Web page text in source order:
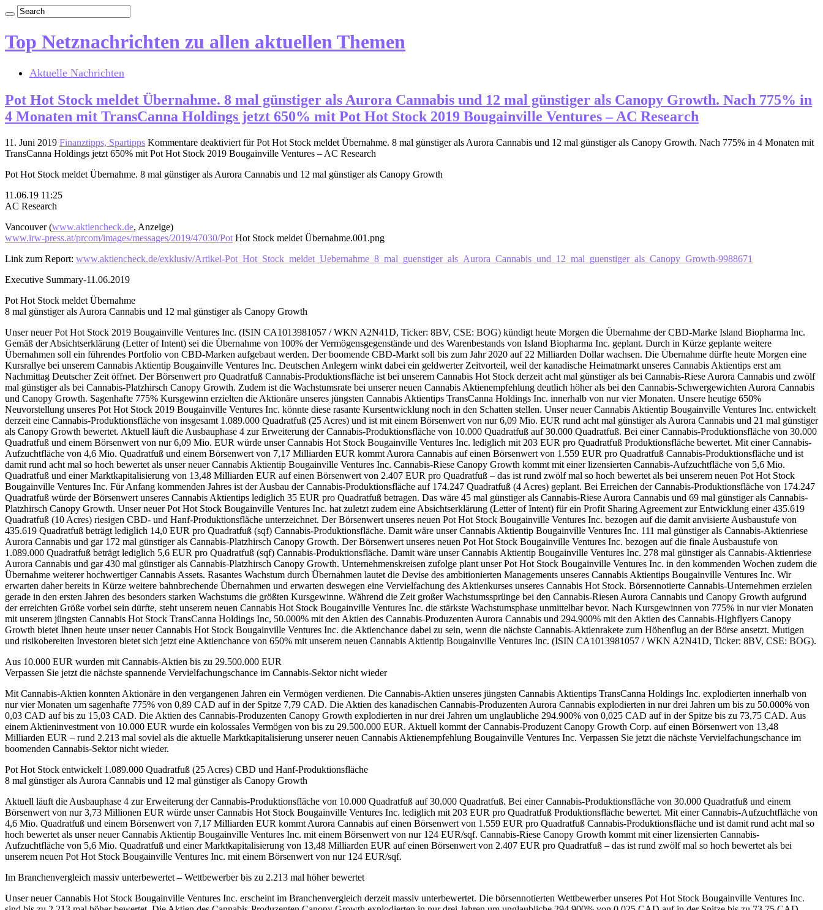
Top Netznachrichten zu allen aktuellen Themen
Aktuelle Nachrichten
Pot Hot Stock meldet Übernahme. 8 mal günstiger als Aurora Cannabis und 12 mal günstiger als Canopy Growth. Nach 775% in
4 Monaten mit TransCanna Holdings jetzt 650% mit Pot Hot Stock 2019 Bougainville Ventures – AC Research
11. Juni 2019 Finanztipps, Spartipps Kommentare deaktiviert für Pot Hot Stock meldet Übernahme. 8 mal günstiger als Aurora Cannabis und 12 mal günstiger als Canopy Growth. Nach 775% in 4 Monaten mit
TransCanna Holdings jetzt 650% mit Pot Hot Stock 2019 Bougainville Ventures – AC Research
Pot Hot Stock meldet Übernahme. 8 mal günstiger als Aurora Cannabis und 12 mal günstiger als Canopy Growth
11.06.19 11:25
AC Research
Vancouver (www.aktiencheck.de, Anzeige)
www.irw-press.at/prcom/images/messages/2019/47030/Pot Hot Stock meldet Übernahme.001.png
Link zum Report: www.aktiencheck.de/exklusiv/Artikel-Pot_Hot_Stock_meldet_Uebernahme_8_mal_guenstiger_als_Aurora_Cannabis_und_12_mal_guenstiger_als_Canopy_Growth-9988671
Executive Summary-11.06.2019
Pot Hot Stock meldet Übernahme
8 mal günstiger als Aurora Cannabis und 12 mal günstiger als Canopy Growth
Unser neuer Pot Hot Stock 2019 Bougainville Ventures Inc. (ISIN CA1013981057 / WKN A2N41D, Ticker: 8BV, CSE: BOG) kündigt heute Morgen die Übernahme der CBD-Marke Island Biopharma Inc.
Gemäß der Absichtserklärung (Letter of Intent) sei die Übernahme von 100% der Vermögensgegenstände und des Warenbestands von Island Biopharma Inc. geplant. Durch in Kürze geplante weitere
Übernahmen soll ein führendes Portfolio von CBD-Marken aufgebaut werden. Der boomende CBD-Markt soll bis zum Jahr 2020 auf 22 Milliarden Dollar wachsen. Die Übernahme dürfte heute Morgen eine
Kursrallye bei unserem Cannabis Aktientip Bougainville Ventures Inc. Deutschen Anlegern winkt dabei ein geldwerter Zeitvorteil, weil der kanadische Heimatmarkt unseres Cannabis Aktientips erst am
Nachmittag Deutscher Zeit öffnet. Der Börsenwert pro Quadratfuß Cannabis-Produktionsfläche ist bei unserem Cannabis Hot Stock derzeit acht mal günstiger als bei Cannabis-Riese Aurora Cannabis und zwölf
mal günstiger als bei Cannabis-Platzhirsch Canopy Growth. Zudem ist die Wachstumsrate bei unserer neuen Cannabis Aktienempfehlung deutlich höher als bei den Cannabis-Schwergewichten Aurora Cannabis
und Canopy Growth. Sagenhafte 775% Kursgewinn erzielten die Aktionäre unseres jüngsten Cannabis Aktientips TransCanna Holdings Inc. innerhalb von nur vier Monaten. Unsere heutige 650%
Neuvorstellung unseres Pot Hot Stock 2019 Bougainville Ventures Inc. könnte diese rasante Kursentwicklung noch in den Schatten stellen. Unser neuer Cannabis Aktientip Bougainville Ventures Inc. entwickelt
derzeit eine Cannabis-Produktionsfläche von insgesamt 1.089.000 Quadratfuß (25 Acres) und ist mit einem Börsenwert von nur 6,09 Mio. EUR rund acht mal günstiger als Aurora Cannabis und 21 mal günstiger
als Canopy Growth bewertet. Aktuell läuft die Ausbauphase 4 zur Erweiterung der Cannabis-Produktionsfläche von 10.000 Quadratfuß auf 30.000 Quadratfuß. Bei einer Cannabis-Produktionsfläche von 30.000
Quadratfuß und einem Börsenwert von nur 6,09 Mio. EUR würde unser Cannabis Hot Stock Bougainville Ventures Inc. lediglich mit 203 EUR pro Quadratfuß Produktionsfläche bewertet. Mit einer Cannabis-
Aufzuchtfläche von 4,6 Mio. Quadratfuß und einem Börsenwert von 7,17 Milliarden EUR kommt Aurora Cannabis auf einen Börsenwert von 1.559 EUR pro Quadratfuß Cannabis-Produktionsfläche und ist
damit rund acht mal so hoch bewertet als unser neuer Cannabis Aktientip Bougainville Ventures Inc. Cannabis-Riese Canopy Growth kommt mit einer lizensierten Cannabis-Aufzuchtfläche von 5,6 Mio.
Quadratfuß und einer Marktkapitalisierung von 13,48 Milliarden EUR auf einen Börsenwert von 2.407 EUR pro Quadratfuß – das ist rund zwölf mal so hoch bewertet als bei unserem neuen Pot Hot Stock
Bougainville Ventures Inc. Für Anfang kommenden Jahres ist der Ausbau der Cannabis-Produktionsfläche auf 174.247 Quadratfuß (4 Acres) geplant. Bei Erreichen der Cannabis-Produktionsfläche von 174.247
Quadratfuß würde der Börsenwert unseres Cannabis Aktientips lediglich 35 EUR pro Quadratfuß betragen. Das wäre 45 mal günstiger als Cannabis-Riese Aurora Cannabis und 69 mal günstiger als Cannabis-
Platzhirsch Canopy Growth. Unser neuer Pot Hot Stock Bougainville Ventures Inc. hat zuletzt zudem eine Absichtserklärung (Letter of Intent) für ein Profit Sharing Agreement zur Entwicklung einer 435.619
Quadratfuß (10 Acres) riesigen CBD- und Hanf-Produktionsfläche unterzeichnet. Der Börsenwert unseres neuen Pot Hot Stock Bougainville Ventures Inc. bezogen auf die damit anvisierte Ausbaustufe von
435.619 Quadratfuß beträgt lediglich 14,0 EUR pro Quadratfuß (sqf) Cannabis-Produktionsfläche. Damit wäre unser Cannabis Aktientip Bougainville Ventures Inc. 111 mal günstiger als Cannabis-Aktienriese
Aurora Cannabis und gar 172 mal günstiger als Cannabis-Platzhirsch Canopy Growth. Der Börsenwert unseres neuen Pot Hot Stock Bougainville Ventures Inc. bezogen auf die finale Ausbaustufe von
1.089.000 Quadratfuß beträgt lediglich 5,6 EUR pro Quadratfuß (sqf) Cannabis-Produktionsfläche. Damit wäre unser Cannabis Aktientip Bougainville Ventures Inc. 278 mal günstiger als Cannabis-Aktienriese
Aurora Cannabis und gar 430 mal günstiger als Cannabis-Platzhirsch Canopy Growth. Unternehmenskreisen zufolge plant unser Pot Hot Stock Bougainville Ventures Inc. in den kommenden Wochen zudem die
Übernahme weiterer hochwertiger Cannabis Assets. Rasantes Wachstum durch Übernahmen lautet die Devise des ambitionierten Managements unseres Cannabis Aktientips Bougainville Ventures Inc. Wir
erwarten daher bereits in Kürze weitere bahnbrechende Übernahmen und erwarten deswegen eine Vervielfachung des Aktienkurses unseres Cannabis Hot Stock. Börsennotierte Cannabis-Unternehmen erzielen
gerade in den ersten Jahren des besonders starken Wachstums die größten Kursgewinne. Während die Zeit großer Wachstumssprünge bei den Cannabis-Riesen Aurora Cannabis und Canopy Growth aufgrund
der erreichten Größe vorbei sein dürfte, steht unserem neuen Cannabis Hot Stock Bougainville Ventures Inc. die stärkste Wachstumsphase unmittelbar bevor. Nach Kursgewinnen von 775% in nur vier Monaten
mit unserem jüngsten Cannabis Hot Stock TransCanna Holdings Inc, 50.000% mit den Aktien des Cannabis-Produzenten Aurora Cannabis und 294.900% mit den Aktien des Cannabis-Highflyers Canopy
Growth bietet Ihnen heute unser neuer Cannabis Hot Stock Bougainville Ventures Inc. die Aktienchance dabei zu sein, wenn die nächste Cannabis-Aktienrakete zum Höhenflug an der Börse ansetzt. Mutigen
und risikobereiten Investoren bietet sich jetzt eine Aktienchance von 650% mit unserem neuen Cannabis Aktientip Bougainville Ventures Inc. (ISIN CA1013981057 / WKN A2N41D, Ticker: 8BV, CSE: BOG).
Aus 10.000 EUR wurden mit Cannabis-Aktien bis zu 29.500.000 EUR
Verpassen Sie jetzt die nächste spannende Vervielfachungschance im Cannabis-Sektor nicht wieder
Mit Cannabis-Aktien konnten Aktionäre in den vergangenen Jahren ein Vermögen verdienen. Die Cannabis-Aktien unseres jüngsten Cannabis Aktientips TransCanna Holdings Inc. explodierten innerhalb von
nur vier Monaten um sagenhafte 775% von 0,89 CAD auf in der Spitze 7,79 CAD. Die Aktien des kanadischen Cannabis-Produzenten Aurora Cannabis explodierten in nur drei Jahren um bis zu 50.000% von
0,03 CAD auf bis zu 15,03 CAD. Die Aktien des Cannabis-Produzenten Canopy Growth explodierten in nur drei Jahren um unglaubliche 294.900% von 0,025 CAD auf in der Spitze bis zu 73,75 CAD. Aus
einem Aktieninvestment von 10.000 EUR wurde ein kolossales Vermögen von bis zu 29.500.000 EUR. Aktuell kommt der Cannabis-Produzent Canopy Growth Corp. auf einen Börsenwert von 13,48
Milliarden EUR – rund 2.213 mal soviel als die aktuelle Marktkapitalisierung unserer neuen Cannabis Aktienempfehlung Bougainville Ventures Inc. Verpassen Sie jetzt die nächste Vervielfachungschance im
boomenden Cannabis-Sektor nicht wieder.
Pot Hot Stock entwickelt 1.089.000 Quadratfuß (25 Acres) CBD und Hanf-Produktionsfläche
8 mal günstiger als Aurora Cannabis und 12 mal günstiger als Canopy Growth
Aktuell läuft die Ausbauphase 4 zur Erweiterung der Cannabis-Produktionsfläche von 10.000 Quadratfuß auf 30.000 Quadratfuß. Bei einer Cannabis-Produktionsfläche von 30.000 Quadratfuß und einem
Börsenwert von nur 3,73 Millionen EUR würde unser Cannabis Hot Stock Bougainville Ventures Inc. lediglich mit 203 EUR pro Quadratfuß Produktionsfläche bewertet. Mit einer Cannabis-Aufzuchtfläche von
4,6 Mio. Quadratfuß und einem Börsenwert von 7,17 Milliarden EUR kommt Aurora Cannabis auf einen Börsenwert von 1.559 EUR pro Quadratfuß Cannabis-Produktionsfläche und ist damit rund acht mal so
hoch bewertet als unser neuer Cannabis Aktientip Bougainville Ventures Inc. mit einem Börsenwert von nur 124 EUR/sqf. Cannabis-Riese Canopy Growth kommt mit einer lizensierten Cannabis-
Aufzuchtfläche von 5,6 Mio. Quadratfuß und einer Marktkapitalisierung von 13,48 Milliarden EUR auf einen Börsenwert von 2.407 EUR pro Quadratfuß – das ist rund zwölf mal so hoch bewertet als bei
unserem neuen Pot Hot Stock Bougainville Ventures Inc. mit einem Börsenwert von nur 124 EUR/sqf.
Im Branchenvergleich massiv unterbewertet – Wettbewerber bis zu 2.213 mal höher bewertet
Unser neuer Cannabis Hot Stock Bougainville Ventures Inc. erscheint im Branchenvergleich derzeit massiv unterbewertet. Die börsennotierten Wettbewerber unseres Pot Hot Stock Bougainville Ventures Inc.